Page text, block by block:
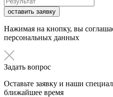
оставить заявку
Нажимая на кнопку, вы
персональных данных
Задать вопрос
Оставьте заявку и наши
ближайшее время